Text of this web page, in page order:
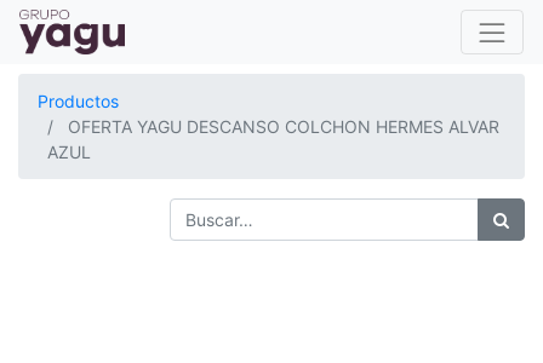
Productos
OFERTA YAGU DESCANSO COLCHON HERMES ALVAR
AZUL